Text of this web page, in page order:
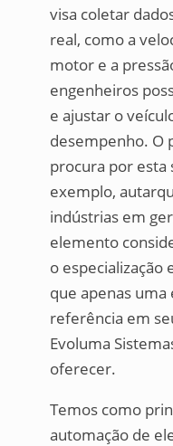
visa coletar
real, como a
motor e a
engenheiros
e ajustar o
desempenho. O
procura por esta
exemplo,
indústrias em
elemento
o especialização
que apenas
referência em
Evoluma
oferecer.
Temos como
automação de